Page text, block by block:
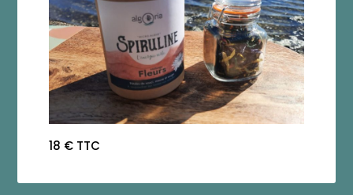
18 € TTC